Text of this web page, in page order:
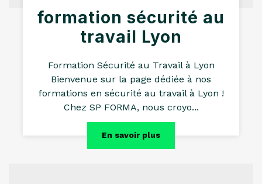
formation sécurité au
travail Lyon
Formation Sécurité au Travail à Lyon
Bienvenue sur la page dédiée à nos
formations en sécurité au travail à Lyon !
Chez SP FORMA, nous croyo...
En savoir plus